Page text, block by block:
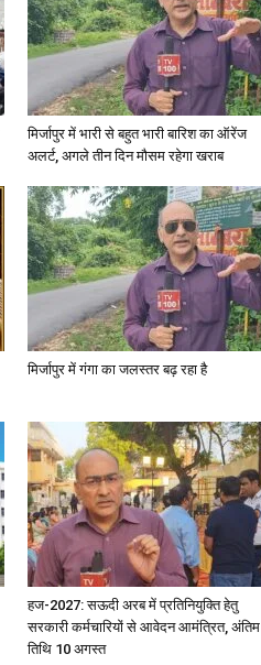
मिर्जापुर में भारी से बहुत भारी बारिश का ऑरेंज
अलर्ट, अगले तीन दिन मौसम रहेगा खराब
मिर्जापुर में गंगा का जलस्तर बढ़ रहा है
हज-2027: सऊदी अरब में प्रतिनियुक्ति हेतु
सरकारी कर्मचारियों से आवेदन आमंत्रित, अंतिम
तिथि 10 अगस्त